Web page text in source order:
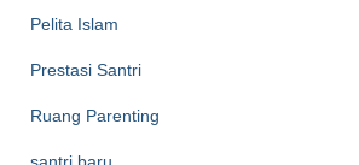
Pelita Islam
Prestasi Santri
Ruang Parenting
santri baru